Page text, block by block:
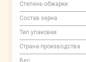
Степень обжарки
Состав зерна
Тип упаковки
Страна производства
Вес